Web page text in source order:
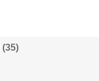
(35)